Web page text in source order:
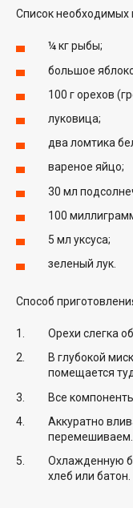
Список необходимых
¼ кг рыбы;
большое
100 г орехов
луковица;
два ломтика
вареное яйцо;
30 мл
100
5 мл уксуса;
зеленый лук.
Способ
Орехи слегка
В глубокой
помещается
Все
Аккуратно
перемешиваем.
Охлажденную
хлеб или батон.